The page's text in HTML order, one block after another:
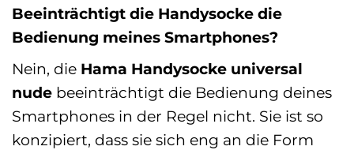
Beeinträchtigt die Handysocke die
Bedienung meines Smartphones?
Nein, die Hama Handysocke universal
nude beeinträchtigt die Bedienung deines
Smartphones in der Regel nicht. Sie ist so
konzipiert, dass sie sich eng an die Form